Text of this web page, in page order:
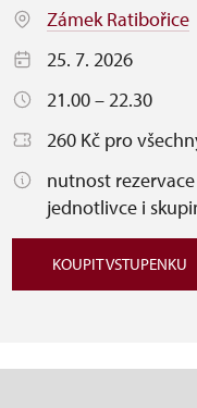
Zámek Ratibořice
25. 7. 2026
21.00 – 22.30
260 Kč pro
nutnost
jednotlivce i
KOUPIT VSTUPENKU